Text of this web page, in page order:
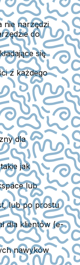
nie narzędzi
do
się
z każdego
dla
jak
lub
lub po prostu
dla klientów (e-
nawyków